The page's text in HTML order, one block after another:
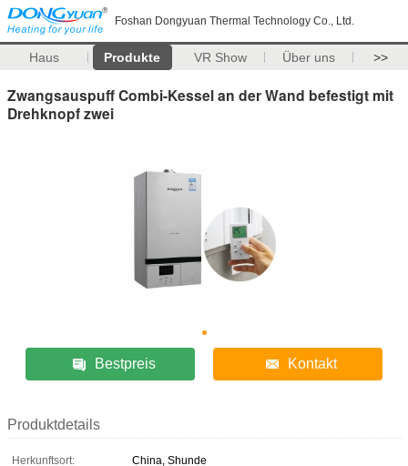
Foshan Dongyuan Thermal Technology Co., Ltd.
Haus Produkte VR Show Über uns >>
Zwangsauspuff Combi-Kessel an der Wand befestigt mit
Drehknopf zwei
Bestpreis Kontakt
Produktdetails
Herkunftsort:
China, Shunde